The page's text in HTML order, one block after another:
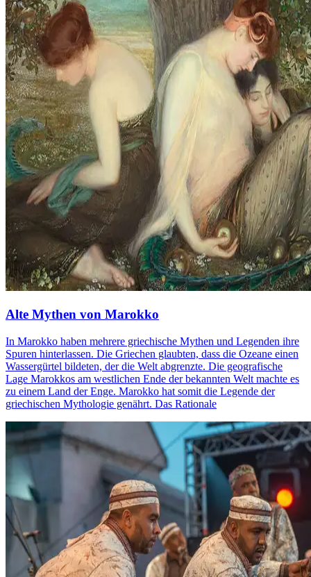
Alte Mythen von Marokko
In Marokko haben mehrere griechische Mythen und Legenden ihre
Spuren hinterlassen. Die Griechen glaubten, dass die Ozeane einen
Wassergürtel bildeten, der die Welt abgrenzte. Die geografische
Lage Marokkos am westlichen Ende der bekannten Welt machte es
zu einem Land der Enge. Marokko hat somit die Legende der
griechischen Mythologie genährt. Das Rationale